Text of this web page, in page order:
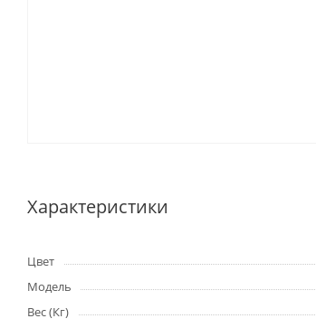
Характеристики
Цвет
Модель
Вес (Кг)